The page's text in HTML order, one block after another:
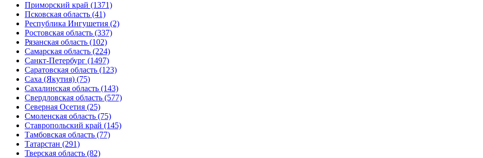
Приморский край (1371)
Псковская область (41)
Республика Ингушетия (2)
Ростовская область (337)
Рязанская область (102)
Самарская область (224)
Санкт-Петербург (1497)
Саратовская область (123)
Саха (Якутия) (75)
Сахалинская область (143)
Свердловская область (577)
Северная Осетия (25)
Смоленская область (75)
Ставропольский край (145)
Тамбовская область (77)
Татарстан (291)
Тверская область (82)